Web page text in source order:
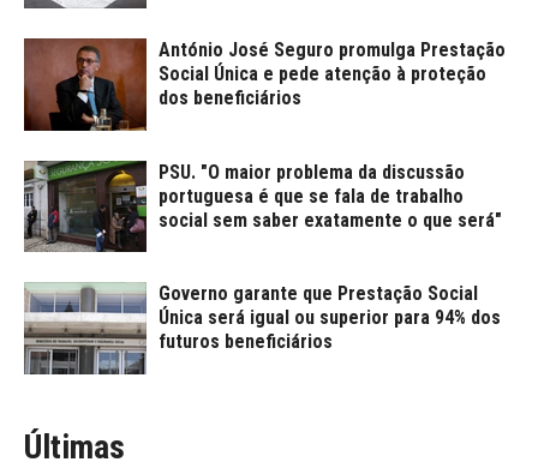
António José Seguro promulga Prestação
Social Única e pede atenção à proteção
dos beneficiários
PSU. "O maior problema da discussão
portuguesa é que se fala de trabalho
social sem saber exatamente o que será"
Governo garante que Prestação Social
Única será igual ou superior para 94% dos
futuros beneficiários
Últimas